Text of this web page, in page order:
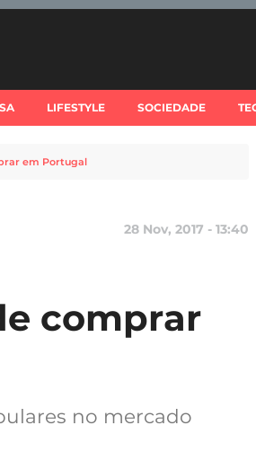
LIFESTYLE SOCIEDADE
em Portugal
28 Nov, 2017 - 13:40
comprar
no mercado